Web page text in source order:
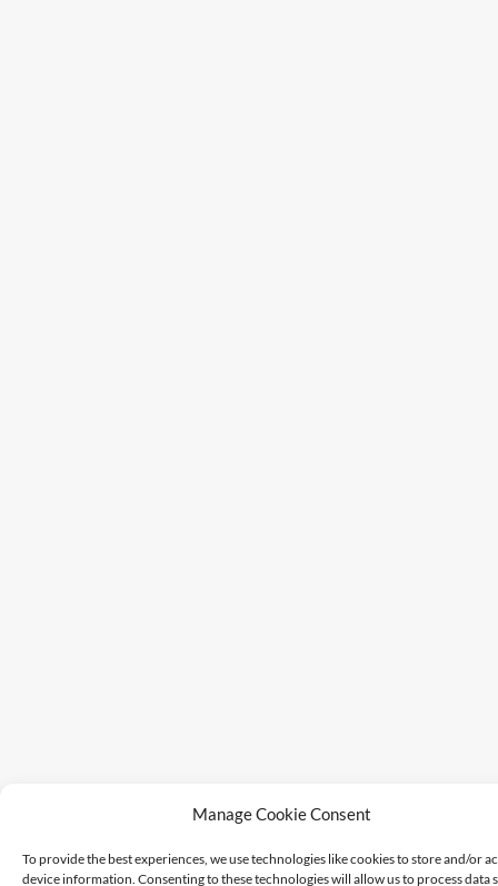
Manage Cookie Consent
To provide the best experiences, we use technologies like cookies to store and/or
device information. Consenting to these technologies will allow us to process data